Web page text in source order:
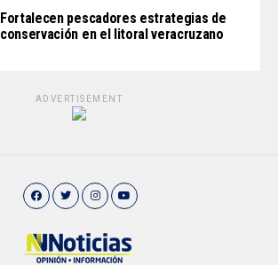
Fortalecen pescadores estrategias de
conservación en el litoral veracruzano
ADVERTISEMENT